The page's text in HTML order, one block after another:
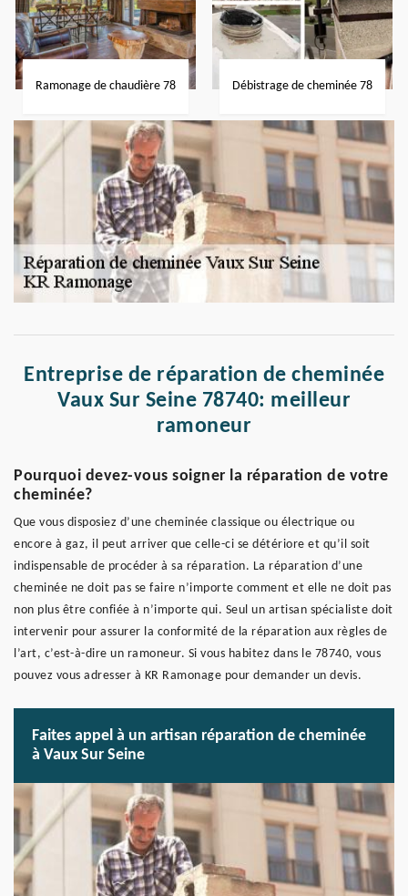
Ramonage de chaudière 78 Débistrage de cheminée 78
Entreprise de réparation de cheminée
Vaux Sur Seine 78740: meilleur
ramoneur
Pourquoi devez-vous soigner la réparation de votre
cheminée?
Que vous disposiez d’une cheminée classique ou électrique ou
encore à gaz, il peut arriver que celle-ci se détériore et qu’il soit
indispensable de procéder à sa réparation. La réparation d’une
cheminée ne doit pas se faire n’importe comment et elle ne doit pas
non plus être confiée à n’importe qui. Seul un artisan spécialiste doit
intervenir pour assurer la conformité de la réparation aux règles de
l’art, c’est-à-dire un ramoneur. Si vous habitez dans le 78740, vous
pouvez vous adresser à KR Ramonage pour demander un devis.
Faites appel à un artisan réparation de cheminée
à Vaux Sur Seine